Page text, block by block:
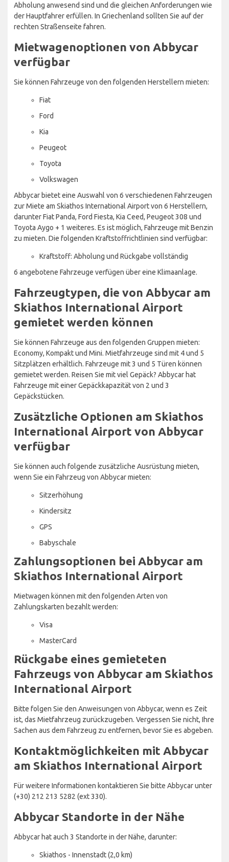
Abholung anwesend sind und die gleichen Anforderungen wie
der Hauptfahrer erfüllen. In Griechenland sollten Sie auf der
rechten Straßenseite fahren.
Mietwagenoptionen von Abbycar
verfügbar
Sie können Fahrzeuge von den folgenden Herstellern mieten:
Fiat
Ford
Kia
Peugeot
Toyota
Volkswagen
Abbycar bietet eine Auswahl von 6 verschiedenen Fahrzeugen
zur Miete am Skiathos International Airport von 6 Herstellern,
darunter Fiat Panda, Ford Fiesta, Kia Ceed, Peugeot 308 und
Toyota Aygo + 1 weiteres. Es ist möglich, Fahrzeuge mit Benzin
zu mieten. Die folgenden Kraftstoffrichtlinien sind verfügbar:
Kraftstoff: Abholung und Rückgabe vollständig
6 angebotene Fahrzeuge verfügen über eine Klimaanlage.
Fahrzeugtypen, die von Abbycar am
Skiathos International Airport
gemietet werden können
Sie können Fahrzeuge aus den folgenden Gruppen mieten:
Economy, Kompakt und Mini. Mietfahrzeuge sind mit 4 und 5
Sitzplätzen erhältlich. Fahrzeuge mit 3 und 5 Türen können
gemietet werden. Reisen Sie mit viel Gepäck? Abbycar hat
Fahrzeuge mit einer Gepäckkapazität von 2 und 3
Gepäckstücken.
Zusätzliche Optionen am Skiathos
International Airport von Abbycar
verfügbar
Sie können auch folgende zusätzliche Ausrüstung mieten,
wenn Sie ein Fahrzeug von Abbycar mieten:
Sitzerhöhung
Kindersitz
GPS
Babyschale
Zahlungsoptionen bei Abbycar am
Skiathos International Airport
Mietwagen können mit den folgenden Arten von
Zahlungskarten bezahlt werden:
Visa
MasterCard
Rückgabe eines gemieteten
Fahrzeugs von Abbycar am Skiathos
International Airport
Bitte folgen Sie den Anweisungen von Abbycar, wenn es Zeit
ist, das Mietfahrzeug zurückzugeben. Vergessen Sie nicht, Ihre
Sachen aus dem Fahrzeug zu entfernen, bevor Sie es abgeben.
Kontaktmöglichkeiten mit Abbycar
am Skiathos International Airport
Für weitere Informationen kontaktieren Sie bitte Abbycar unter
(+30) 212 213 5282 (ext 330).
Abbycar Standorte in der Nähe
Abbycar hat auch 3 Standorte in der Nähe, darunter:
Skiathos - Innenstadt (2,0 km)